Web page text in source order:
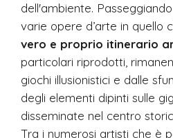
dell'ambiente.
varie opere d’arte in quello
vero e proprio itinerario
particolari riprodotti,
giochi illusionistici e dalle
degli elementi dipinti sulle
disseminate nel centro
Tra i numerosi artisti che è